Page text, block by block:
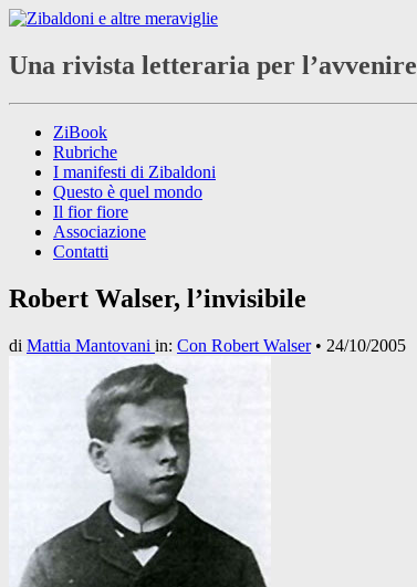
Una rivista letteraria per l’avvenire
ZiBook
Rubriche
I manifesti di Zibaldoni
Questo è quel mondo
Il fior fiore
Associazione
Contatti
Robert Walser, l’invisibile
di Mattia Mantovani in: Con Robert Walser• 24/10/2005